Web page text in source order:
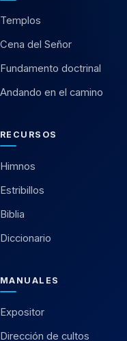
Templos
Cena del Señor
Fundamento doctrinal
Andando en el camino
RECURSOS
Himnos
Estribillos
Biblia
Diccionario
MANUALES
Expositor
Dirección de cultos